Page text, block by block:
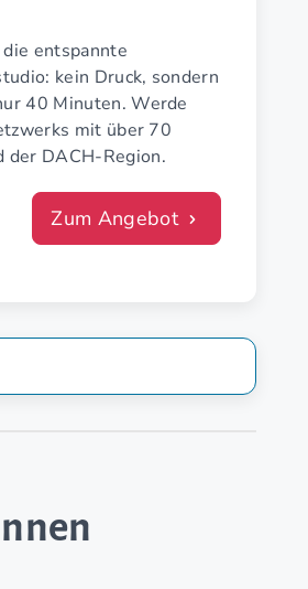
die entspannte
kein Druck, sondern
40 Minuten. Werde
mit über 70
der DACH-Region.
Zum Angebot